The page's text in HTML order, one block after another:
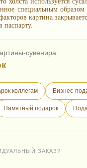
специальным образом
картина
паспарту.
сувенира:
коллегам Бизнес-
Памятный подарок
ЗАКАЗ?